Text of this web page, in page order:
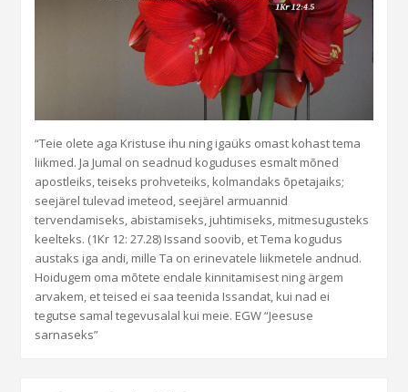
“Teie olete aga Kristuse ihu ning igaüks omast kohast tema
liikmed. Ja Jumal on seadnud koguduses esmalt mõned
apostleiks, teiseks prohveteiks, kolmandaks õpetajaiks;
seejärel tulevad imeteod, seejärel armuannid
tervendamiseks, abistamiseks, juhtimiseks, mitmesugusteks
keelteks. (1Kr 12: 27.28) Issand soovib, et Tema kogudus
austaks iga andi, mille Ta on erinevatele liikmetele andnud.
Hoidugem oma mõtete endale kinnitamisest ning ärgem
arvakem, et teised ei saa teenida Issandat, kui nad ei
tegutse samal tegevusalal kui meie. EGW “Jeesuse
sarnaseks”